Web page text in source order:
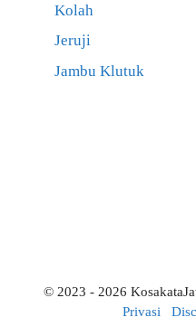
Kolah
Jeruji
Jambu Klutuk
© 2023 - 2026
Privasi